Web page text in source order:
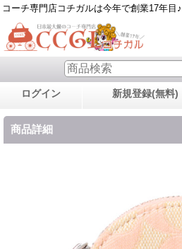
コーチ専門店コチガルは今年で創業17年目♪
ログイン 新規登録(無料)
商品詳細